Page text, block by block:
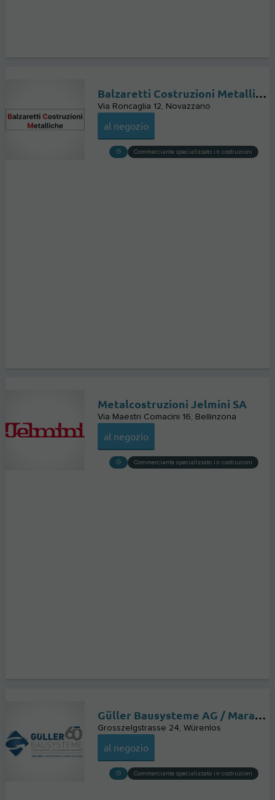
Balzaretti Costruzioni Metalliche Sagl
Via Roncaglia 12 Novazzano
al negozio
Commerciante specializzato in costruzioni
Metalcostruzioni Jelmini SA
Via Maestri Comacini 16 Bellinzona
al negozio
Commerciante specializzato in costruzioni
Güller Bausysteme AG / Marantec Schweiz
Grosszelgstrasse 24 Würenlos
al negozio
Commerciante specializzato in costruzioni